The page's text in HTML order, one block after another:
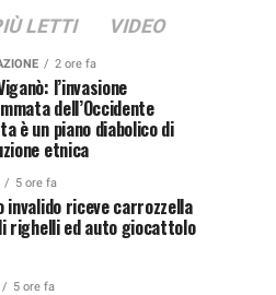
LETTI VIDEO
2 ore fa
l’invasione
dell’Occidente
è un piano diabolico di
etnica
5 ore fa
invalido riceve carrozzella
righelli ed auto giocattolo
5 ore fa